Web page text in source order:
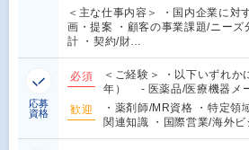
＜主な仕事内容＞ ・国内企業に対
画・提案 ・顧客の事業課題/ニーズ
計 ・契約/財…
応募
資格
必須
＜ご経験＞ ・以下いずれか
年） - 医薬品/医療機器メ
歓迎
・薬剤師/MR資格 ・特定領
関連知識 ・国際営業/海外